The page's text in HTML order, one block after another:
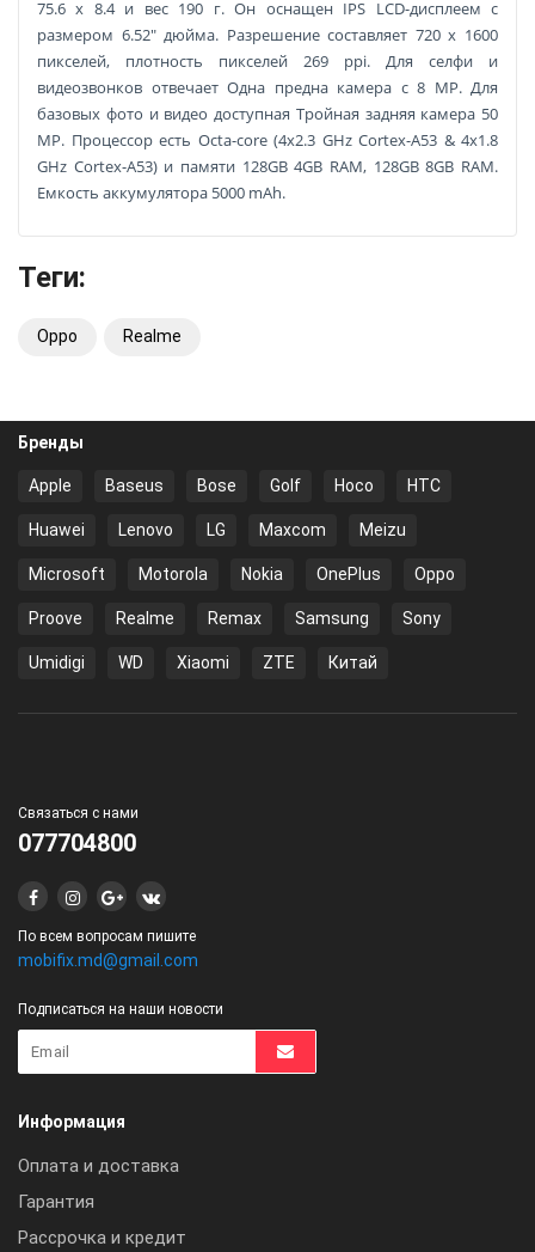
75.6 x 8.4 и вес 190 г. Он оснащен IPS LCD-дисплеем с
размером 6.52" дюйма. Разрешение составляет 720 x 1600
пикселей, плотность пикселей 269 ppi. Для селфи и
видеозвонков отвечает Одна предна камера с 8 MP. Для
базовых фото и видео доступная Тройная задняя камера 50
MP. Процессор есть Octa-core (4x2.3 GHz Cortex-A53 & 4x1.8
GHz Cortex-A53) и памяти 128GB 4GB RAM, 128GB 8GB RAM.
Емкость аккумулятора 5000 mAh.
Теги:
Oppo Realme
Бренды
Apple Baseus Bose Golf Hoco HTC
Huawei Lenovo LG Maxcom Meizu
Microsoft Motorola Nokia OnePlus Oppo
Proove Realme Remax Samsung Sony
Umidigi WD Xiaomi ZTE Китай
Связаться с нами
077704800
По всем вопросам пишите
mobifix.md@gmail.com
Подписаться на наши новости
Информация
Оплата и доставка
Гарантия
Рассрочка и кредит